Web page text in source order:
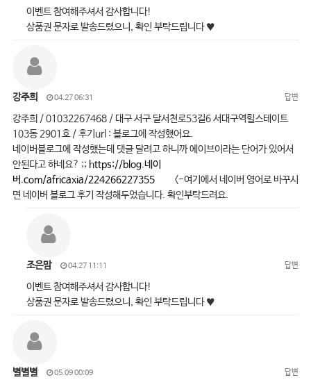
이벤트 참여해주셔서 감사합니다!
상품권 문자로 발송드렸으니, 확인 부탁드립니다 ♥
강주희 04.27 06:31 답변
강주희 / 01032267468 / 대구 서구 달서천로53길6 서대구역힐스테이트
103동 2901호 / 후기url : 블로그에 작성했어요.
네이버블로그에 작성했는데 댓글 달려고 하니까 에이브이라는 단어가 있어서
안된다고 하네요? ;; https://blog.네이
버.com/africaxia/224266227355<-여기에서 네이버 영어로 바꾸시
면 네이버 블로그 후기 작성해두었습니다. 확인부탁드려요.
조은맘 04.27 11:11 답변
이벤트 참여해주셔서 감사합니다!
상품권 문자로 발송드렸으니, 확인 부탁드립니다 ♥
별별별 05.09 00:09 답변